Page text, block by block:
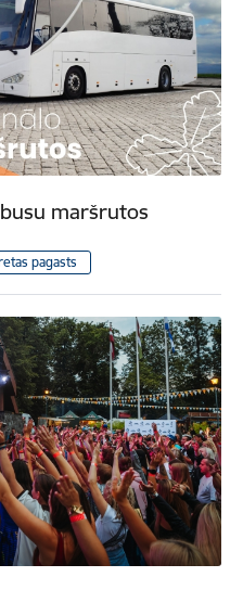
maršrutos
pagasts